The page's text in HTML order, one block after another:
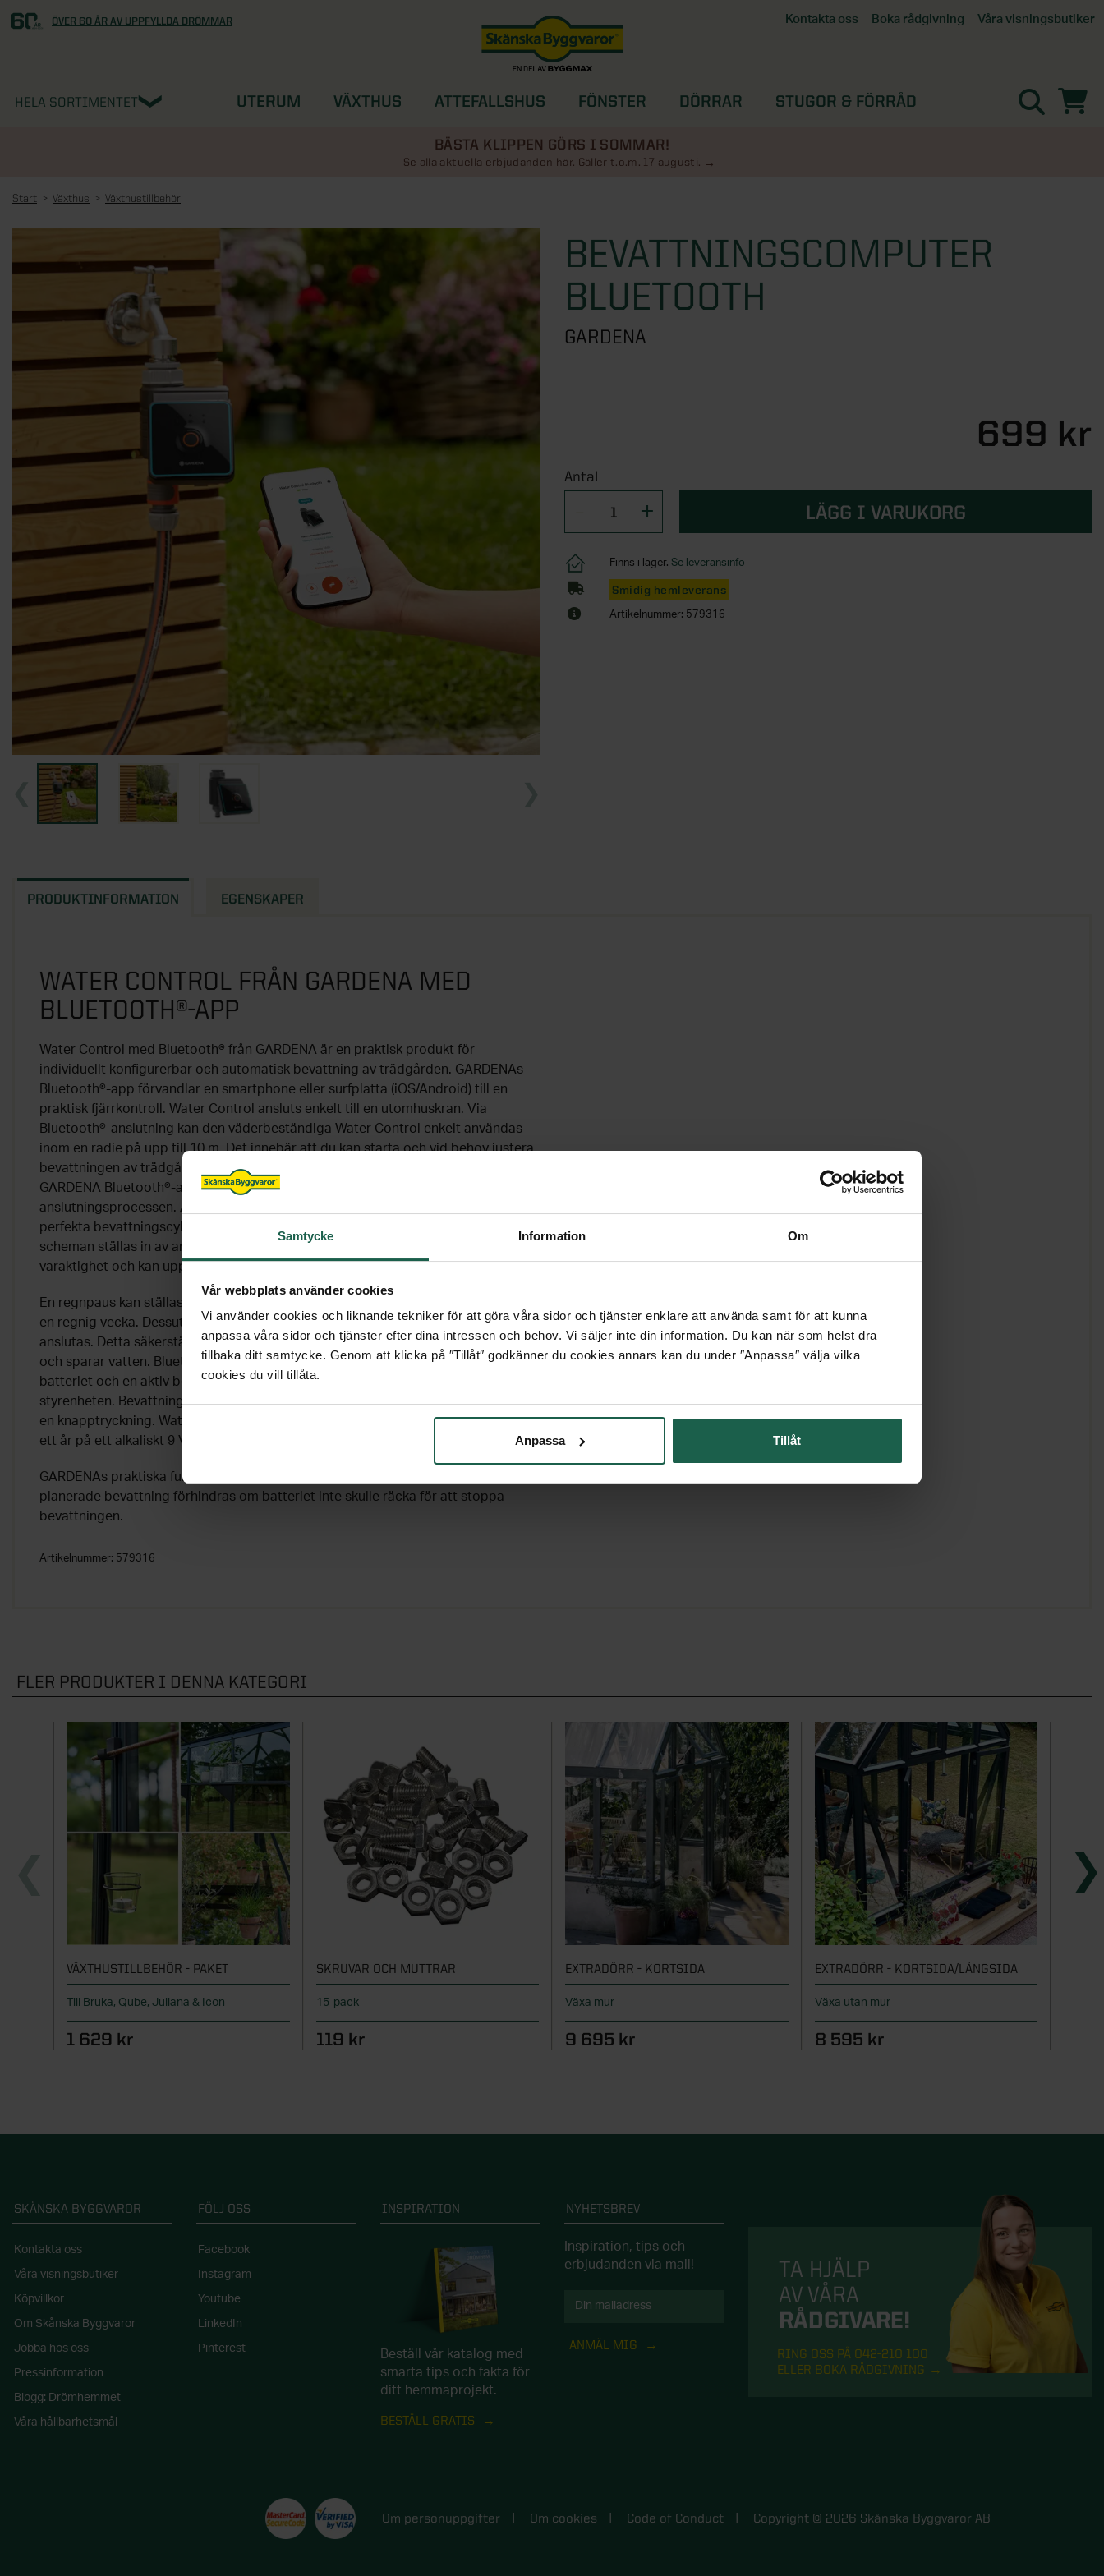
Samtycke Information Om
Vår webbplats använder cookies
Vi använder cookies och liknande tekniker för att göra våra sidor och tjänster enklare att använda samt för att kunna
anpassa våra sidor och tjänster efter dina intressen och behov. Vi säljer inte din information. Du kan när som helst dra
tillbaka ditt samtycke. Genom att klicka på ″Tillåt″ godkänner du cookies annars kan du under ″Anpassa″ välja vilka
cookies du vill tillåta.
Anpassa Tillåt
ÖVER 60 ÅR AV UPPFYLLDA DRÖMMAR Kontakta oss Boka rådgivning Våra visningsbutiker
Göteborg
HELA SORTIMENTET UTERUM VÄXTHUS ATTEFALLSHUS FÖNSTER DÖRRAR
STUGOR & FÖRRÅD
BÄSTA KLIPPEN GÖRS I SOMMAR!
Se alla aktuella erbjudanden här. Gäller t.o.m. 17 augusti.
Start Växthus Växthustillbehör
BEVATTNINGSCOMPUTER
BLUETOOTH
GARDENA
699 kr
Antal
LÄGG I VARUKORG
Finns i lager. Se leveransinfo
Smidig hemleverans
Artikelnummer: 579316
PRODUKTINFORMATION EGENSKAPER
WATER CONTROL FRÅN GARDENA MED
BLUETOOTH®-APP
Water Control med Bluetooth® från GARDENA är en praktisk produkt för
individuellt konfigurerbar och automatisk bevattning av trädgården. GARDENAs
Bluetooth®-app förvandlar en smartphone eller surfplatta (iOS/Android) till en
praktisk fjärrkontroll. Water Control ansluts enkelt till en utomhuskran. Via
Bluetooth®-anslutning kan den väderbeständiga Water Control enkelt användas
inom en radie på upp till 10 m. Det innebär att du kan starta och vid behov justera
bevattningen av trädgården från solstolen. Ladda bara ner den kostnadsfria
GARDENA Bluetooth®-appen som vägleder dig steg för steg genom
anslutningsprocessen. Appens schemaläggningsassistent kan sedan föreslå de
perfekta bevattningscyklerna för dina växter. Alternativt kan tre individuella
scheman ställas in av användaren. Varje schema består av en vald starttid och
varaktighet och kan upprepas på olika veckodagar.
En regnpaus kan ställas in manuellt, så att trädgården inte vattnas i onödan under
en regnig vecka. Dessutom kan GARDENAs separat tillgängliga fuktighetssensor
anslutas. Detta säkerställer automatiskt att trädgården bevattnas enligt behov
och sparar vatten. Bluetooth®-anslutningen, laddningsnivån för det alkaliska 9 V-
batteriet och en aktiv bevattningsprocess indikeras av tre statuslysdioder på
styrenheten. Bevattningsprocessen kan också startas och stoppas manuellt med
en knapptryckning. Water Control med Bluetooth® är utformad för att användas i
ett år på ett alkaliskt 9 V-batteri.
GARDENAs praktiska funktion för säkert stopp ser till att starten av nästa
planerade bevattning förhindras om batteriet inte skulle räcka för att stoppa
bevattningen.
Artikelnummer: 579316
FLER PRODUKTER I DENNA KATEGORI
VÄXTHUSTILLBEHÖR - PAKET
Till Bruka, Qube, Juliana & Icon
1 629 kr
SKRUVAR OCH MUTTRAR
15-pack
119 kr
EXTRADÖRR - KORTSIDA
Växa mur
9 695 kr
EXTRADÖRR - KORTSIDA/LÅNGSIDA
Växa utan mur
8 595 kr
SKÅNSKA BYGGVAROR
Kontakta oss
Våra visningsbutiker
Köpvillkor
Om Skånska Byggvaror
Jobba hos oss
Pressinformation
Blogg: Drömhemmet
Våra hållbarhetsmål
FÖLJ OSS
Facebook
Instagram
Youtube
LinkedIn
Pinterest
INSPIRATION
Beställ vår katalog med
smarta tips och fakta för
ditt hemmaprojekt.
BESTÄLL GRATIS
NYHETSBREV
Inspiration, tips och
erbjudanden via mail!
ANMÄL MIG
TA HJÄLP
AV VÅRA
RÅDGIVARE!
RING OSS PÅ 042-210 100
ELLER BOKA RÅDGIVNING
Om personuppgifter Om cookies Code of Conduct Copyright © 2026 Skånska Byggvaror AB